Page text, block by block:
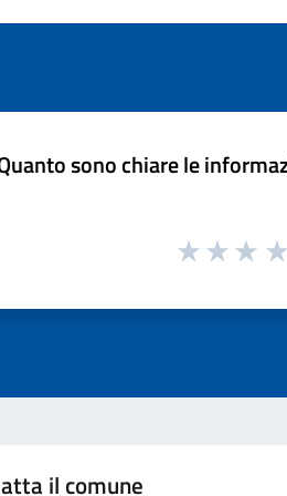
sono chiare le
il comune